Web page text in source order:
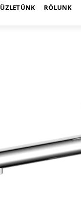
ÜZLETÜNK RÓLUNK